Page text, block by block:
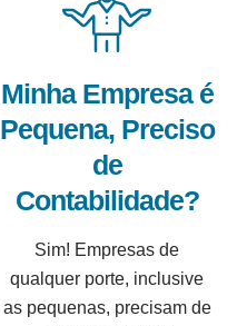
Minha Empresa é
Pequena, Preciso
de
Contabilidade?
Sim! Empresas de
qualquer porte, inclusive
as pequenas, precisam de